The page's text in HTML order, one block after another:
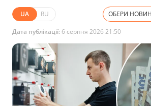
UA RU ОБЕРИ
Дата публікації: 6 серпня 2026 21:50